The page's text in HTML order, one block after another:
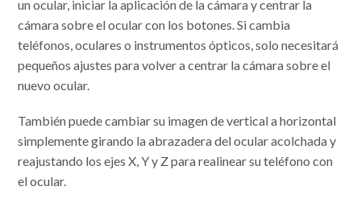
un ocular, iniciar la aplicación de la cámara y centrar la
cámara sobre el ocular con los botones. Si cambia
teléfonos, oculares o instrumentos ópticos, solo necesitará
pequeños ajustes para volver a centrar la cámara sobre el
nuevo ocular.
También puede cambiar su imagen de vertical a horizontal
simplemente girando la abrazadera del ocular acolchada y
reajustando los ejes X, Y y Z para realinear su teléfono con
el ocular.